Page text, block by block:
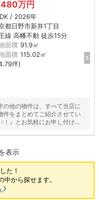
万円
/ 2026年
都日野市新井1丁目
線 高幡不動 徒歩15分
面積 91.9㎡
面積 115.02㎡
坪)
の他の物件は、すべて当店に
件をまとめてご紹介させてい
』とお気軽にお申し付けく
表示
た！
中から探せます。